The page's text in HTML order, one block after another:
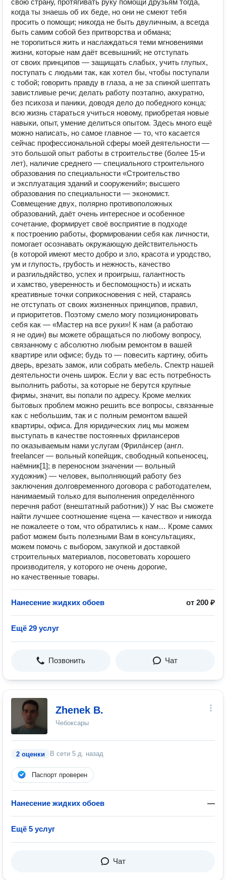
свою страну, протягивать руку помощи друзьям тогда,
когда ты знаешь об их беде, но они не смеют тебя
просить о помощи; никогда не быть двуличным, а всегда
быть самим собой без притворства и обмана;
не торопиться жить и наслаждаться теми мгновениями
жизни, которые нам даёт всевышний; не отступать
от своих принципов — защищать слабых, учить глупых,
поступать с людьми так, как хотел бы, чтобы поступали
с тобой; говорить правду в глаза, а не за спиной шептать
завистливые речи; делать работу поэтапно, аккуратно,
без психоза и паники, доводя дело до победного конца;
всю жизнь стараться учиться новому, приобретая новые
навыки, опыт, умение делиться опытом. Здесь много ещё
можно написать, но самое главное — то, что касается
сейчас профессиональной сферы моей деятельности —
это большой опыт работы в строительстве (более 15-и
лет), наличие среднего — специального строительного
образования по специальности «Строительство
и эксплуатация зданий и сооружений»; высшего
образования по специальности — экономист.
Совмещение двух, полярно противоположных
образований, даёт очень интересное и особенное
сочетание, формирует своё восприятие в подходе
к построению работы, формировании себя как личности,
помогает осознавать окружающую действительность
(в которой имеют место добро и зло, красота и уродство,
ум и глупость, грубость и нежность, качество
и разгильдяйство, успех и проигрыш, галантность
и хамство, уверенность и беспомощность) и искать
креативные точки соприкосновения с ней, стараясь
не отступать от своих жизненных принципов, правил,
и приоритетов. Поэтому смело могу позиционировать
себя как — «Мастер на все руки»! К нам (а работаю
я не один) вы можете обращаться по любому вопросу,
связанному с абсолютно любым ремонтом в вашей
квартире или офисе; будь то — повесить картину, обить
дверь, врезать замок, или собрать мебель. Спектр нашей
деятельности очень широк. Если у вас есть потребность
выполнить работы, за которые не берутся крупные
фирмы, значит, вы попали по адресу. Кроме мелких
бытовых проблем можно решить все вопросы, связанные
как с небольшим, так и с полным ремонтом вашей
квартиры, офиса. Для юридических лиц мы можем
выступать в качестве постоянных фрилансеров
по оказываемым нами услугам (Фрила́нсер (англ.
freelancer — вольный копейщик, свободный копьеносец,
наёмник[1]; в переносном значении — вольный
художник) — человек, выполняющий работу без
заключения долговременного договора с работодателем,
нанимаемый только для выполнения определённого
перечня работ (внештатный работник)) У нас Вы сможете
найти лучшее соотношение «цена — качество» и никогда
не пожалеете о том, что обратились к нам… Кроме самих
работ можем быть полезными Вам в консультациях,
можем помочь с выбором, закупкой и доставкой
строительных материалов, посоветовать хорошего
производителя, у которого не очень дорогие,
но качественные товары.
Нанесение жидких обоев от 200 ₽
Ещё 29 услуг
Позвонить Чат
Zhenek B.
Чебоксары
2 оценки В сети 5 д. назад
Паспорт проверен
Нанесение жидких обоев —
Ещё 5 услуг
Чат